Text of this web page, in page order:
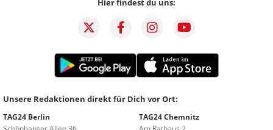
Unsere Redaktionen direkt für Dich vor Ort:
TAG24 Berlin
TAG24 Chemnitz